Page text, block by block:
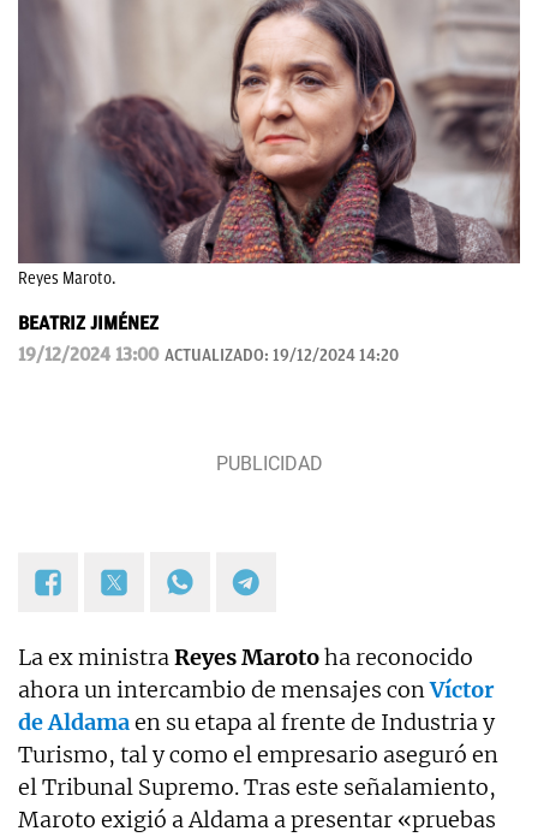
Reyes Maroto.
BEATRIZ JIMÉNEZ
19/12/2024 13:00 ACTUALIZADO: 19/12/2024 14:20
La ex ministraReyes Marotoha reconocido
ahora un intercambio de mensajes conVíctor
de Aldamaen su etapa al frente de Industria y
Turismo, tal y como el empresario aseguró en
el Tribunal Supremo. Tras este señalamiento,
Maroto exigió a Aldama a presentar «pruebas